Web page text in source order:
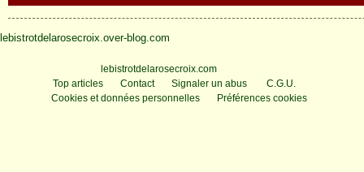
lebistrotdelarosecroix.over-blog.com
lebistrotdelarosecroix.com
Top articles
Contact Signaler un abus
C.G.U.
Cookies et données personnelles
Préférences cookies